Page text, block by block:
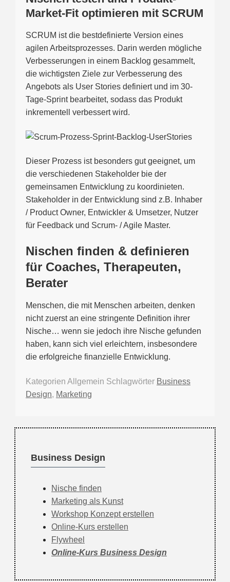
Market-Fit optimieren mit SCRUM
SCRUM ist die bestdefinierte Version eines
agilen Arbeitsprozesses. Darin werden mögliche
Verbesserungen in einem Backlog gesammelt,
die wichtigsten Ziele zur Verbesserung des
Angebots als User Stories definiert und im 30-
Tage-Sprint bearbeitet, sodass das Produkt
inkrementell verbessert wird.
Dieser Prozess ist besonders gut geeignet, um
die verschiedenen Stakeholder bie der
gemeinsamen Entwicklung zu koordinieten.
Stakeholder in der Entwicklung sind z.B. Inhaber
/ Product Owner, Entwickler & Umsetzer, Nutzer
für Feedback und Scrum- / Agile Master.
Nischen finden & definieren
für Coaches, Therapeuten,
Berater
Menschen, die mit Menschen arbeiten, denken
nicht zuerst an eine stringente Definition ihrer
Nische… wenn sie jedoch ihre Nische gefunden
haben, kann sich viel erleichtern, insbesondere
die erfolgreiche finanzielle Entwicklung.
Kategorien Allgemein Schlagwörter Business
Design, Marketing
Business Design
Nische finden
Marketing als Kunst
Workshop Konzept erstellen
Online-Kurs erstellen
Flywheel
Online-Kurs Business Design